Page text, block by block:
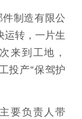
制造有限公
运转，一片生
来到工地，
投产“保驾护
要负责人带